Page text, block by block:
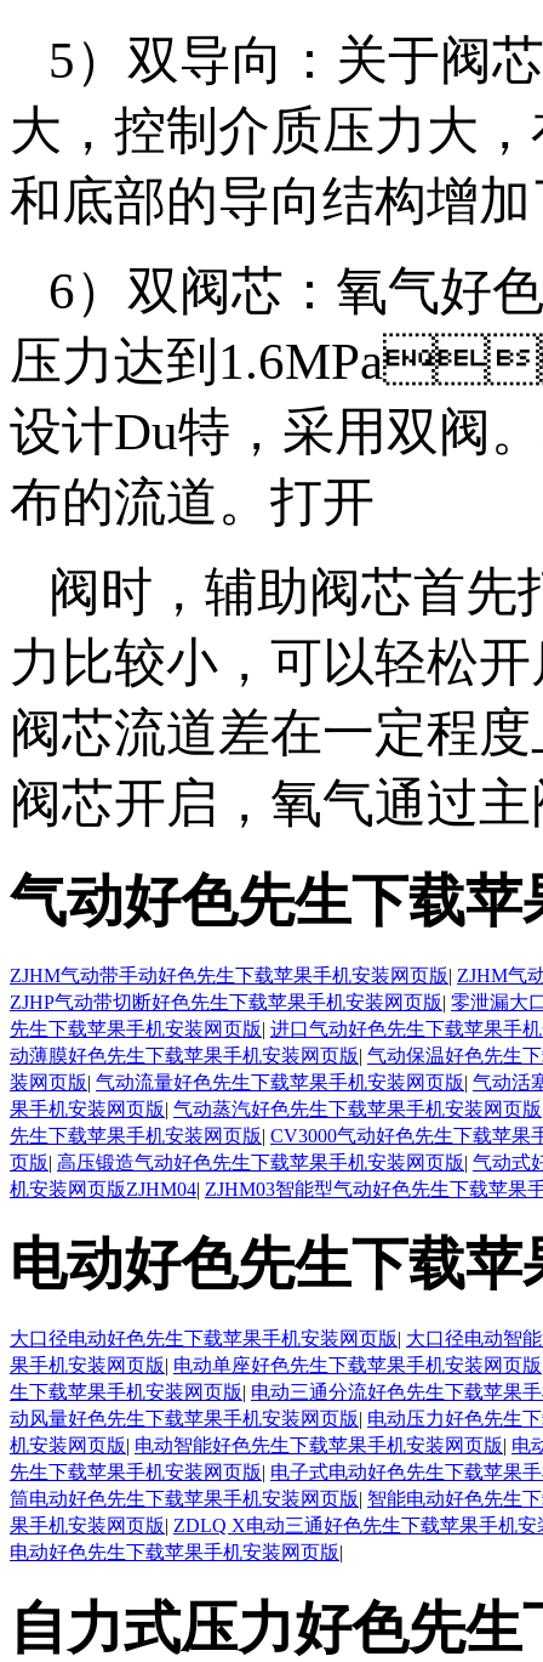
5）双导向：关于
大，控制介质压力大
和底部的导向结构增加了
6）双阀芯：氧气
压力达到1.6MPa。
设计Du特，采用双阀
布的流道。打开
阀时，辅助阀芯首
力比较小，可以轻松开
阀芯流道差在一定程度
阀芯开启，氧气通过
气动好色先生下载
ZJHM气动带手动好色先生下载苹果手机安装网页版| ZJHM气
ZJHP气动带切断好色先生下载苹果手机安装网页版| 零泄漏大
先生下载苹果手机安装网页版| 进口气动好色先生下载苹果手
动薄膜好色先生下载苹果手机安装网页版| 气动保温好色先生
装网页版| 气动流量好色先生下载苹果手机安装网页版| 气动活
果手机安装网页版| 气动蒸汽好色先生下载苹果手机安装网页版
先生下载苹果手机安装网页版| CV3000气动好色先生下载苹果
页版| 高压锻造气动好色先生下载苹果手机安装网页版| 气动式
机安装网页版ZJHM04| ZJHM03智能型气动好色先生下载苹果
电动好色先生下载
大口径电动好色先生下载苹果手机安装网页版| 大口径电动智
果手机安装网页版| 电动单座好色先生下载苹果手机安装网页版
生下载苹果手机安装网页版| 电动三通分流好色先生下载苹果
动风量好色先生下载苹果手机安装网页版| 电动压力好色先生
机安装网页版| 电动智能好色先生下载苹果手机安装网页版| 电
先生下载苹果手机安装网页版| 电子式电动好色先生下载苹果
筒电动好色先生下载苹果手机安装网页版| 智能电动好色先生
果手机安装网页版| ZDLQ X电动三通好色先生下载苹果手机安
电动好色先生下载苹果手机安装网页版|
自力式压力好色先